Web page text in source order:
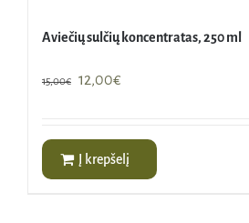
Aviečių sulčių koncentratas, 250 ml
15,00€
Original
12,00€
12,00€.
Į krepšelį